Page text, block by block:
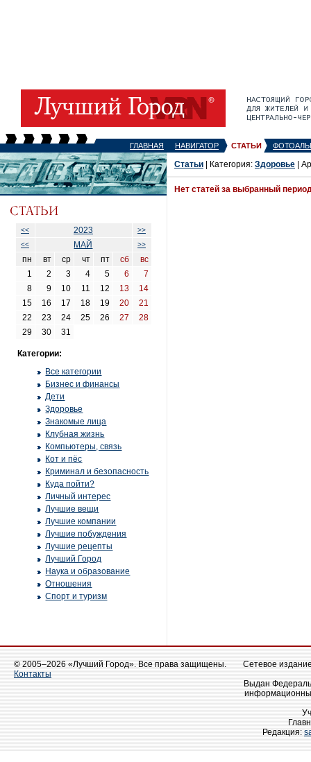
ГЛАВНАЯ НАВИГАТОР СТАТЬИ
<< 2023
>>
<<
МАЙ >>
пн вт ср чт пт сб
вс
1
2 3 4 5 6
7
8
9 10 11 12 13
14
15
16 17 18 19 20
21
22
23 24 25 26 27
28
29
30 31
Категории:
Все категории
Бизнес и финансы
Дети
Здоровье
Знакомые лица
Клубная жизнь
Компьютеры, связь
Кот и пёс
Криминал и безопасность
Куда пойти?
Личный интерес
Лучшие вещи
Лучшие компании
Лучшие побуждения
Лучшие рецепты
Лучший Город
Наука и образование
Отношения
Спорт и туризм
Статьи | Категория: Здоровье |
Нет статей за выбранный
© 2005–2026 «Лучший Город». Все права защищены.
Контакты
Сетевое
Выдан
Редакция: